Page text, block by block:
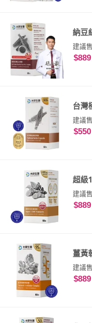
納豆
建議
$889
台灣
建議
$550
超級
建議
$889
薑黃
建議
$889